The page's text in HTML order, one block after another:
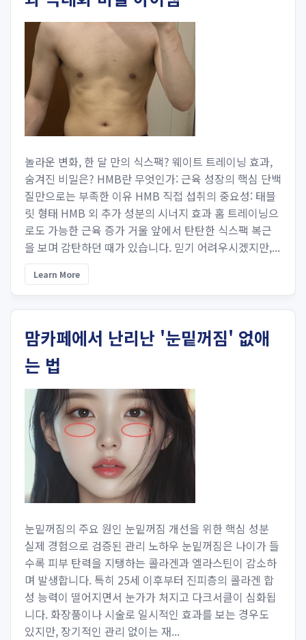
놀라운 변화, 한 달 만의 식스팩? 웨이트 트레이닝 효과,
숨겨진 비밀은? HMB란 무엇인가: 근육 성장의 핵심 단백
질만으로는 부족한 이유 HMB 직접 섭취의 중요성: 태블
릿 형태 HMB 외 추가 성분의 시너지 효과 홈 트레이닝으
로도 가능한 근육 증가 거울 앞에서 탄탄한 식스팩 복근
을 보며 감탄하던 때가 있습니다. 믿기 어려우시겠지만,...
Learn More
맘카페에서 난리난 '눈밑꺼짐' 없애
는 법
눈밑꺼짐의 주요 원인 눈밑꺼짐 개선을 위한 핵심 성분
실제 경험으로 검증된 관리 노하우 눈밑꺼짐은 나이가 들
수록 피부 탄력을 지탱하는 콜라겐과 엘라스틴이 감소하
며 발생합니다. 특히 25세 이후부터 진피층의 콜라겐 합
성 능력이 떨어지면서 눈가가 처지고 다크서클이 심화됩
니다. 화장품이나 시술로 일시적인 효과를 보는 경우도
있지만, 장기적인 관리 없이는 재...